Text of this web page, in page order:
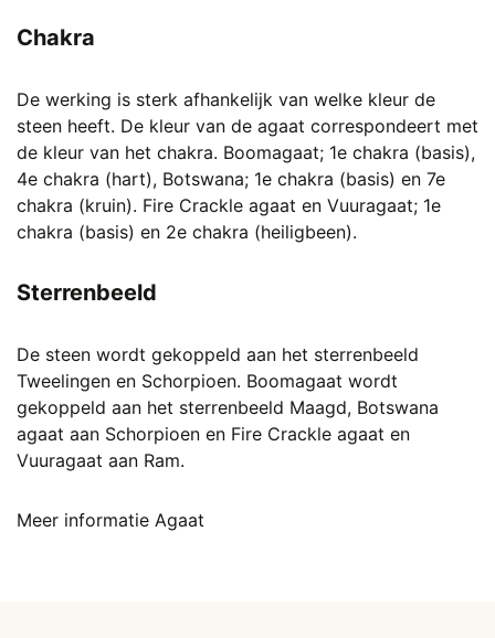
Chakra
De werking is sterk afhankelijk van welke kleur de
steen heeft. De kleur van de agaat correspondeert met
de kleur van het chakra. Boomagaat; 1e chakra (basis),
4e chakra (hart), Botswana; 1e chakra (basis) en 7e
chakra (kruin). Fire Crackle agaat en Vuuragaat; 1e
chakra (basis) en 2e chakra (heiligbeen).
Sterrenbeeld
De steen wordt gekoppeld aan het sterrenbeeld
Tweelingen en Schorpioen. Boomagaat wordt
gekoppeld aan het sterrenbeeld Maagd, Botswana
agaat aan Schorpioen en Fire Crackle agaat en
Vuuragaat aan Ram.
Meer informatie Agaat